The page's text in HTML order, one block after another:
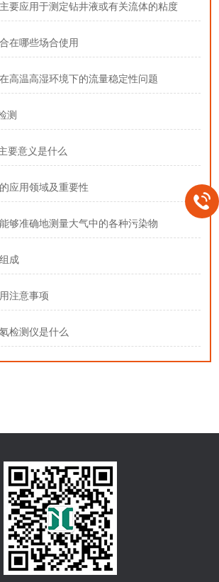
要应用于测定钻井液或有关流体的粘度
在哪些场合使用
高温高湿环境下的流量稳定性问题
测
要意义是什么
应用领域及重要性
够准确地测量大气中的各种污染物
成
注意事项
检测仪是什么